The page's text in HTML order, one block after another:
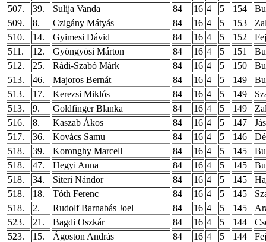
507.
39. Sulija Vanda 84 16 4 5 154
509.
8. Czigány Mátyás 84 16 4 5 153
510.
14. Gyimesi Dávid 84 16 4 5 152
511.
12. Gyöngyösi Márton 84 16 4 5 151
512.
25. Rádi-Szabó Márk 84 16 4 5 150
513.
46. Majoros Bernát 84 16 4 5 149
513.
17. Kerezsi Miklós 84 16 4 5 149
513.
9. Goldfinger Blanka 84 16 4 5 149
516.
8. Kaszab Ákos 84 16 4 5 147
517.
36. Kovács Samu 84 16 4 5 146
518.
39. Koronghy Marcell 84 16 4 5 145
518.
47. Hegyi Anna 84 16 4 5 145
518.
34. Siteri Nándor 84 16 4 5 145
518.
18. Tóth Ferenc 84 16 4 5 145
518.
2. Rudolf Barnabás Joel 84 16 4 5 145
523.
21. Bagdi Oszkár 84 16 4 5 144
523.
15. Ágoston András 84 16 4 5 144